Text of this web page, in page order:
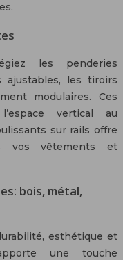
les penderies
ajustables, les tiroirs
modulaires. Ces
vertical au
sur rails offre
vos vêtements et
bois, métal,
esthétique et
une touche